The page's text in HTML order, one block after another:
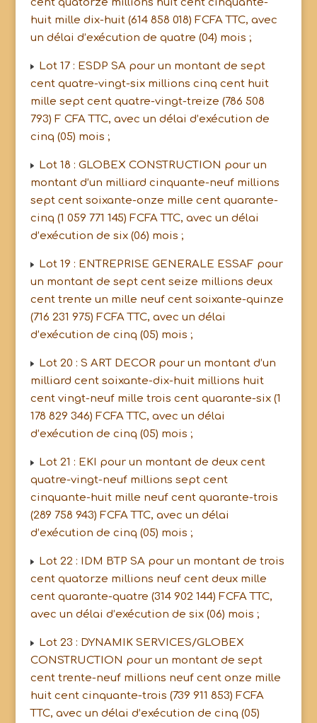
cent quatorze millions huit cent cinquante-
huit mille dix-huit (614 858 018) FCFA TTC, avec
un délai d’exécution de quatre (04) mois ;
Lot 17 : ESDP SA pour un montant de sept
cent quatre-vingt-six millions cinq cent huit
mille sept cent quatre-vingt-treize (786 508
793) F CFA TTC, avec un délai d’exécution de
cinq (05) mois ;
Lot 18 : GLOBEX CONSTRUCTION pour un
montant d’un milliard cinquante-neuf millions
sept cent soixante-onze mille cent quarante-
cinq (1 059 771 145) FCFA TTC, avec un délai
d’exécution de six (06) mois ;
Lot 19 : ENTREPRISE GENERALE ESSAF pour
un montant de sept cent seize millions deux
cent trente un mille neuf cent soixante-quinze
(716 231 975) FCFA TTC, avec un délai
d’exécution de cinq (05) mois ;
Lot 20 : S ART DECOR pour un montant d’un
milliard cent soixante-dix-huit millions huit
cent vingt-neuf mille trois cent quarante-six (1
178 829 346) FCFA TTC, avec un délai
d’exécution de cinq (05) mois ;
Lot 21 : EKI pour un montant de deux cent
quatre-vingt-neuf millions sept cent
cinquante-huit mille neuf cent quarante-trois
(289 758 943) FCFA TTC, avec un délai
d’exécution de cinq (05) mois ;
Lot 22 : IDM BTP SA pour un montant de trois
cent quatorze millions neuf cent deux mille
cent quarante-quatre (314 902 144) FCFA TTC,
avec un délai d’exécution de six (06) mois ;
Lot 23 : DYNAMIK SERVICES/GLOBEX
CONSTRUCTION pour un montant de sept
cent trente-neuf millions neuf cent onze mille
huit cent cinquante-trois (739 911 853) FCFA
TTC, avec un délai d’exécution de cinq (05)